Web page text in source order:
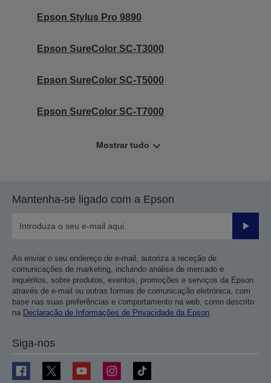
Epson Stylus Pro 9890
Epson SureColor SC-T3000
Epson SureColor SC-T5000
Epson SureColor SC-T7000
Mostrar tudo
Mantenha-se ligado com a Epson
Enviar
Ao enviar o seu endereço de e-mail, autoriza a receção de
comunicações de marketing, incluindo análise de mercado e
inquéritos, sobre produtos, eventos, promoções e serviços da Epson
através de e-mail ou outras formas de comunicação eletrónica, com
base nas suas preferências e comportamento na web, como descrito
na Declaração de Informações de Privacidade da Epson.
Siga-nos